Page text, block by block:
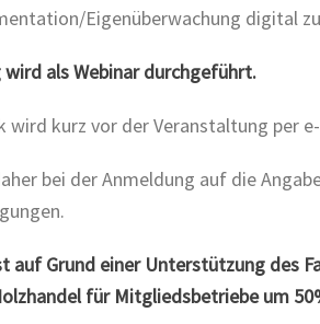
Eigenüberwachung digital
wird als Webinar durchgeführt.
wird kurz vor der Veranstaltung per
bei der Anmeldung auf die
auf Grund einer Unterstützung des
für Mitgliedsbetriebe um